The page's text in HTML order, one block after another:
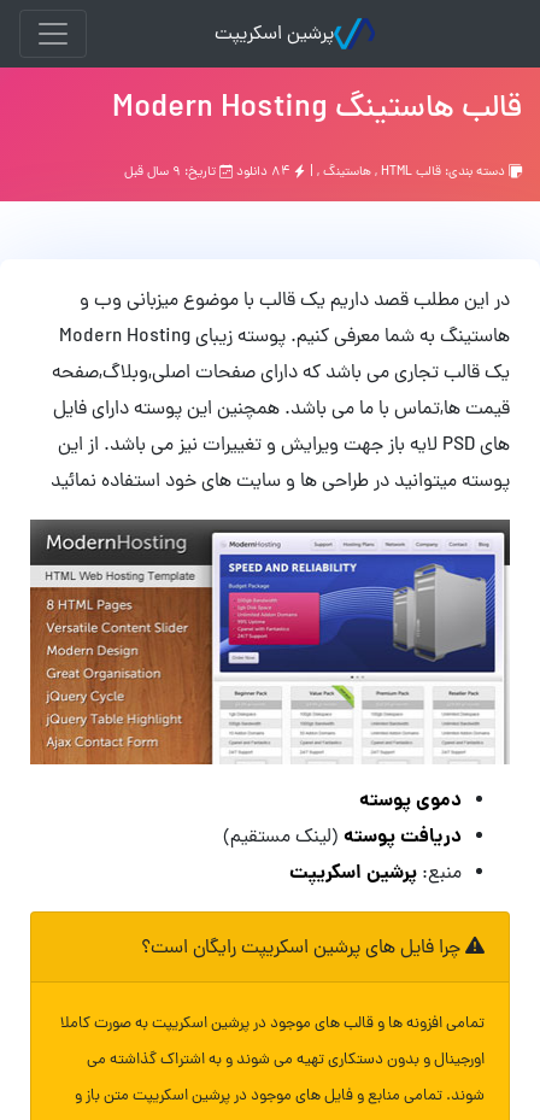
پرشین اسکریپت
قالب هاستینگ Modern Hosting
دسته بندی: قالب HTML ,هاستينگ, | تاریخ: ۹ سال قبل
در این مطلب قصد داریم یک قالب با موضوع میزبانی وب و
هاستینگ به شما معرفی کنیم. پوسته زیبای Modern Hosting
یک قالب تجاری می باشد که دارای صفحات اصلی,وبلاگ,صفحه
قیمت ها,تماس با ما می باشد. همچنین این پوسته دارای فایل
های PSD لایه باز جهت ویرایش و تغییرات نیز می باشد. از این
پوسته میتوانید در طراحی ها و سایت های خود استفاده نمائید
دموی پوسته
دریافت پوسته (لینک مستقیم)
منبع: پرشین اسکریپت
چرا فایل های پرشین اسکریپت رایگان است؟
تمامی افزونه ها و قالب های موجود در پرشین اسکریپت به صورت کاملا
اورجینال و بدون دستکاری تهیه می شوند و به اشتراک گذاشته می
شوند. تمامی منابع و فایل های موجود در پرشین اسکریپت متن باز و